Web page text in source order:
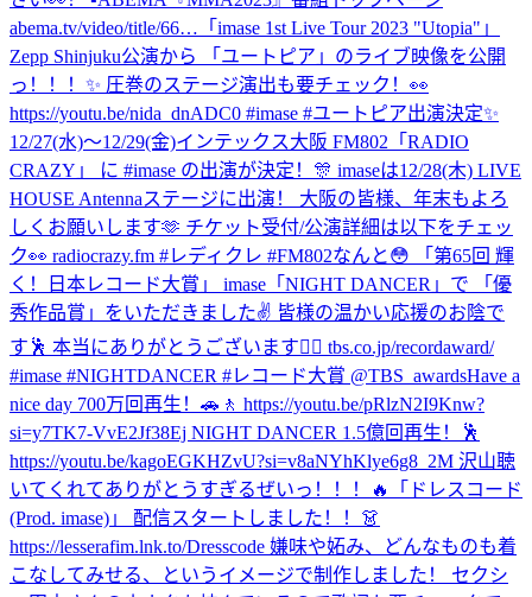
abema.tv/video/title/66… 「imase 1st Live Tour 2023 "Utopia"」
Zepp Shinjuku公演から 「ユートピア」のライブ映像を公開
っ！！！✨ 圧巻のステージ演出も要チェック！👀
https://youtu.be/nida_dnADC0 #imase #ユートピア出演決定✨
12/27(水)〜12/29(金)インテックス大阪 FM802「RADIO
CRAZY」 に #imase の出演が決定！🎊 imaseは12/28(木) LIVE
HOUSE Antennaステージに出演！ 大阪の皆様、年末もよろ
しくお願いします🫶 チケット受付/公演詳細は以下をチェッ
ク👀 radiocrazy.fm #レディクレ #FM802なんと😳 「第65回 輝
く！日本レコード大賞」 imase「NIGHT DANCER」で 「優
秀作品賞」をいただきました✌️ 皆様の温かい応援のお陰で
す🕺 本当にありがとうございます❤️‍🔥 tbs.co.jp/recordaward/
#imase #NIGHTDANCER #レコード大賞 @TBS_awardsHave a
nice day 700万回再生！🚗🚶 https://youtu.be/pRlzN2I9Knw?
si=y7TK7-VvE2Jf38Ej NIGHT DANCER 1.5億回再生！🕺
https://youtu.be/kagoEGKHZvU?si=v8aNYhKlye6g8_2M 沢山聴
いてくれてありがとうすぎるぜいっ！！！🔥
「ドレスコード
(Prod. imase)」 配信スタートしました！！👗
https://lesserafim.lnk.to/Dresscode 嫌味や妬み、どんなものも着
こなしてみせる、というイメージで制作しました！ セクシ